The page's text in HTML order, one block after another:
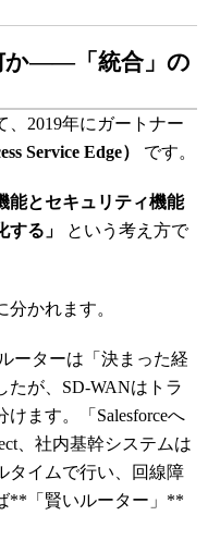
か――「統合」の
、2019年にガートナー
Service Edge） です。
能とセキュリティ機能
る」
という考え方で
かれます。
ーターは「決まった経
たが、SD-WANはトラ
ます。「Salesforceへ
、社内基幹システムは
タイムで行い、回線障
**「賢いルーター」**